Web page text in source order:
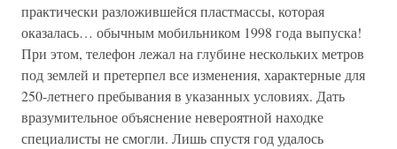
практически разложившейся пластмассы, которая
оказалась… обычным мобильником 1998 года выпуска!
При этом, телефон лежал на глубине нескольких метров
под землей и претерпел все изменения, характерные для
250-летнего пребывания в указанных условиях. Дать
вразумительное объяснение невероятной находке
специалисты не смогли. Лишь спустя год удалось